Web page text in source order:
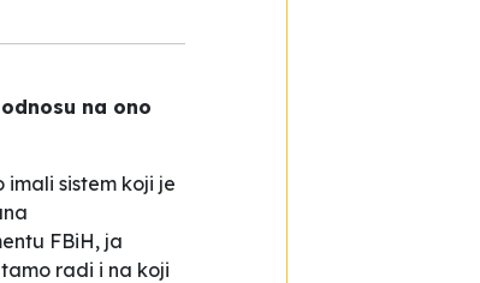
na ono
sistem koji je
FBiH, ja
radi i na koji